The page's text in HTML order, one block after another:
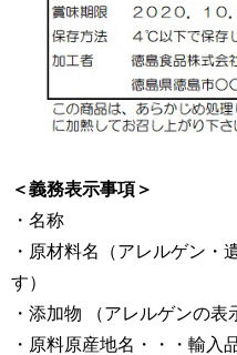
＜義務表示事項＞
・名称
・原材料名（アレルゲン・
す）
・添加物 （アレルゲンの表
・原料原産地名・・・輸入